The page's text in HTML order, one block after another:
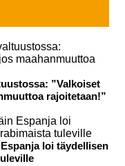
”Valkoiset
rajoitetaan!”
loi täydellisen